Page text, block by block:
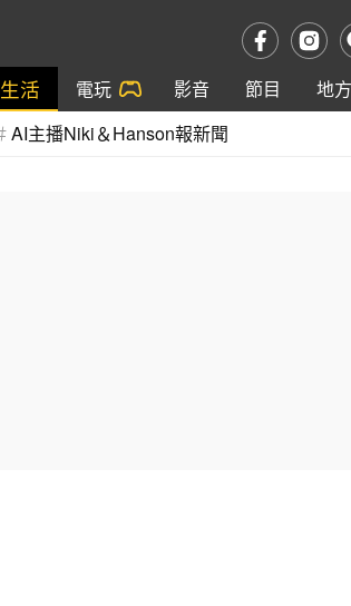
生活 電玩 影音 節目 地方
AI主播Niki＆Hanson報新聞